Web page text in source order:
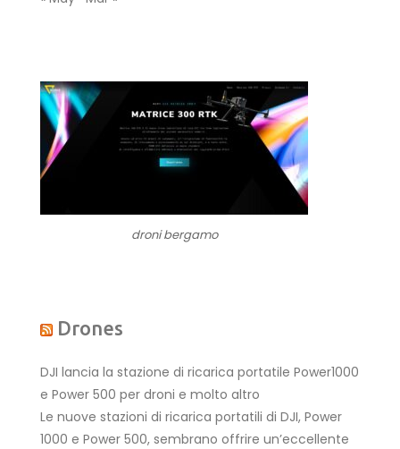
droni bergamo
Drones
DJI lancia la stazione di ricarica portatile Power1000
e Power 500 per droni e molto altro
Le nuove stazioni di ricarica portatili di DJI, Power
1000 e Power 500, sembrano offrire un’eccellente